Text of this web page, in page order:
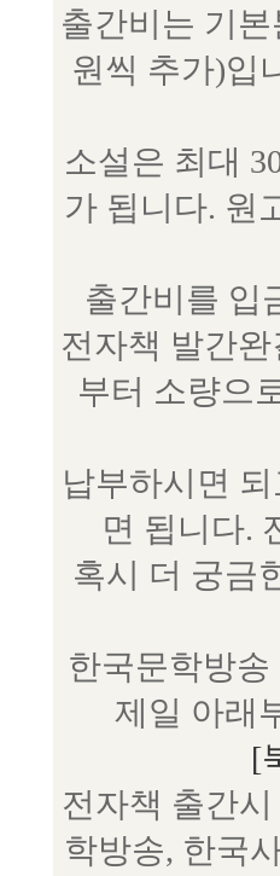
출간비는 기
원씩 추가)입
소설은 최대
가 됩니다. 원
출간비를 입
전자책 발간
부터 소량으
납부하시면
면 됩니다.
혹시 더 궁금
한국문학방
제일 아래
[
전자책 출간
학방송, 한국